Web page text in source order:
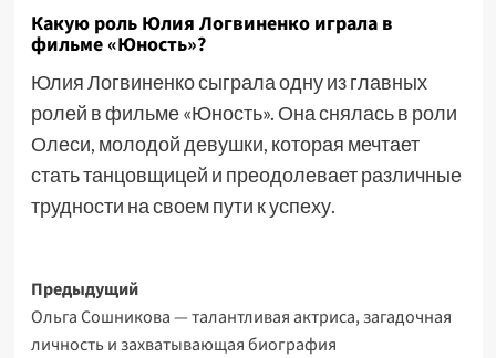
Какую роль Юлия Логвиненко играла в
фильме «Юность»?
Юлия Логвиненко сыграла одну из главных
ролей в фильме «Юность». Она снялась в роли
Олеси, молодой девушки, которая мечтает
стать танцовщицей и преодолевает различные
трудности на своем пути к успеху.
Навигация
записи
Предыдущий
Ольга Сошникова — талантливая актриса, загадочная
личность и захватывающая биография